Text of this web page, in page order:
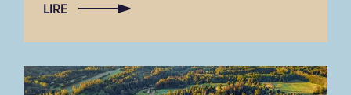
LIRE